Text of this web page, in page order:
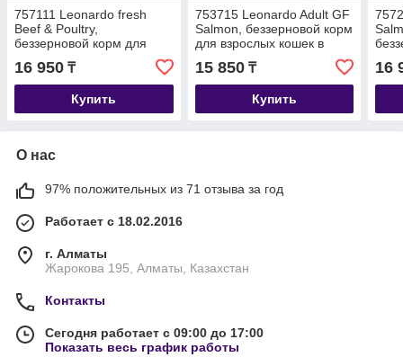
757111 Leonardo fresh
Beef & Poultry,
беззерновой корм для
взрослых кошек, говядина
с птицей, уп.1,5 кг.
16 950 ₸
Купить
753715 Leonardo Adult GF
Salmon, беззерновой корм
для взрослых кошек в
возрасте с лососем, уп.1,8
кг.
15 850₸
Купить
16
О нас
97% положительных из 71 отзыва за год
Работает с 18.02.2016
г. Алматы
Жарокова 195, Алматы, Казахстан
Контакты
Сегодня работает с 09:00 до 17:00
Показать весь график работы